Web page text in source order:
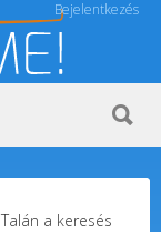
Bejelentkezés
a keresés